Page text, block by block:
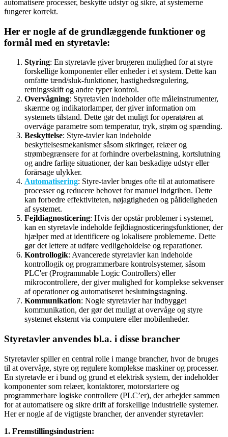
automatisere processer, beskytte udstyr og sikre, at systemerne
fungerer korrekt.
Her er nogle af de grundlæggende funktioner og
formål med en styretavle:
Styring: En styretavle giver brugeren mulighed for at styre
forskellige komponenter eller enheder i et system. Dette kan
omfatte tænd/sluk-funktioner, hastighedsregulering,
retningsskift og andre typer kontrol.
Overvågning: Styretavlen indeholder ofte måleinstrumenter,
skærme og indikatorlamper, der giver information om
systemets tilstand. Dette gør det muligt for operatøren at
overvåge parametre som temperatur, tryk, strøm og spænding.
Beskyttelse: Styre-tavler kan indeholde
beskyttelsesmekanismer såsom sikringer, relæer og
strømbegrænsere for at forhindre overbelastning, kortslutning
og andre farlige situationer, der kan beskadige udstyr eller
forårsage ulykker.
Automatisering: Styre-tavler bruges ofte til at automatisere
processer og reducere behovet for manuel indgriben. Dette
kan forbedre effektiviteten, nøjagtigheden og pålideligheden
af systemet.
Fejldiagnosticering: Hvis der opstår problemer i systemet,
kan en styretavle indeholde fejldiagnosticeringsfunktioner, der
hjælper med at identificere og lokalisere problemerne. Dette
gør det lettere at udføre vedligeholdelse og reparationer.
Kontrollogik: Avancerede styretavler kan indeholde
kontrollogik og programmerbare kontrolsystemer, såsom
PLC'er (Programmable Logic Controllers) eller
mikrocontrollere, der giver mulighed for komplekse sekvenser
af operationer og automatiseret beslutningstagning.
Kommunikation: Nogle styretavler har indbygget
kommunikation, der gør det muligt at overvåge og styre
systemet eksternt via computere eller mobilenheder.
Styretavler anvendes bl.a. i disse brancher
Styretavler spiller en central rolle i mange brancher, hvor de bruges
til at overvåge, styre og regulere komplekse maskiner og processer.
En styretavle er i bund og grund et elektrisk system, der indeholder
komponenter som relæer, kontaktorer, motorstartere og
programmerbare logiske controllere (PLC’er), der arbejder sammen
for at automatisere og sikre drift af forskellige industrielle systemer.
Her er nogle af de vigtigste brancher, der anvender styretavler:
1. Fremstillingsindustrien: